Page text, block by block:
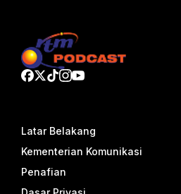
Latar Belakang
Kementerian Komunikasi
Penafian